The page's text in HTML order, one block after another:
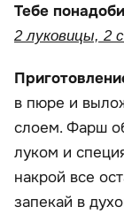
Тебе
2 луковицы, 2
в пюре и
слоем. Фарш
луком и
накрой все
запекай в